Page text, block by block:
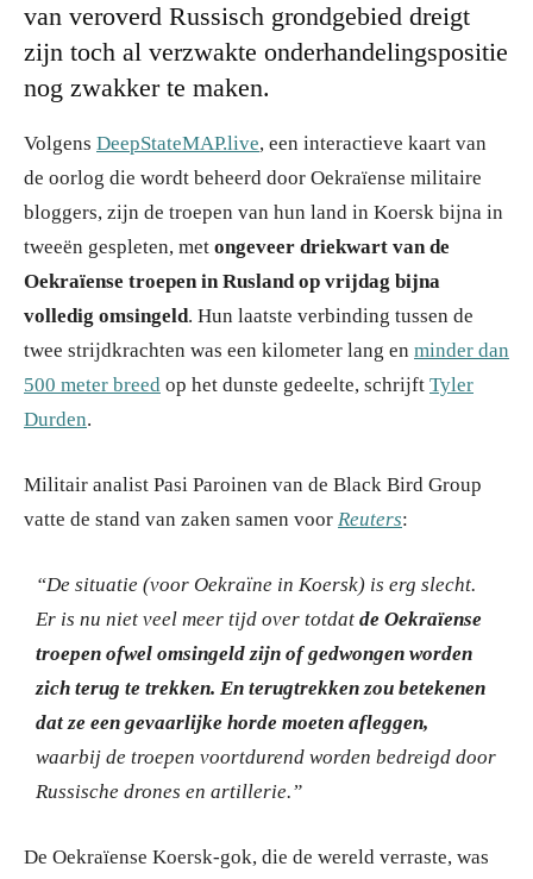
van veroverd Russisch grondgebied dreigt
zijn toch al verzwakte onderhandelingspositie
nog zwakker te maken.
Volgens DeepStateMAP.live, een interactieve kaart van
de oorlog die wordt beheerd door Oekraïense militaire
bloggers, zijn de troepen van hun land in Koersk bijna in
tweeën gespleten, met ongeveer driekwart van de
Oekraïense troepen in Rusland op vrijdag bijna
volledig omsingeld. Hun laatste verbinding tussen de
twee strijdkrachten was een kilometer lang en minder dan
500 meter breed op het dunste gedeelte, schrijft Tyler
Durden.
Militair analist Pasi Paroinen van de Black Bird Group
vatte de stand van zaken samen voor Reuters:
“De situatie (voor Oekraïne in Koersk) is erg slecht.
Er is nu niet veel meer tijd over totdat de Oekraïense
troepen ofwel omsingeld zijn of gedwongen worden
zich terug te trekken. En terugtrekken zou betekenen
dat ze een gevaarlijke horde moeten afleggen,
waarbij de troepen voortdurend worden bedreigd door
Russische drones en artillerie.”
De Oekraïense Koersk-gok, die de wereld verraste, was